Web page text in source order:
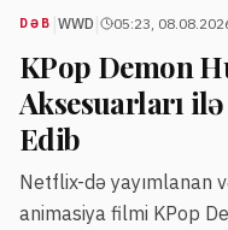
DƏB WWD 05:23,
KPop Demon
Aksesuarları
Edib
Netflix-də yayımlanan
animasiya filmi KPop